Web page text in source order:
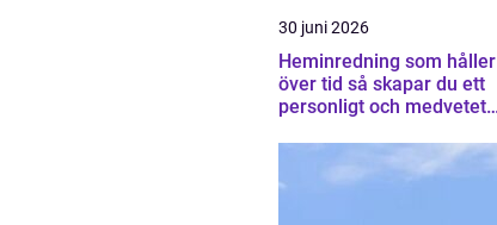
30 juni 2026
Heminredning som håller
över tid så skapar du ett
personligt och medvetet